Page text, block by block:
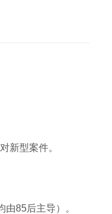
新型案件。
由85后主导）。